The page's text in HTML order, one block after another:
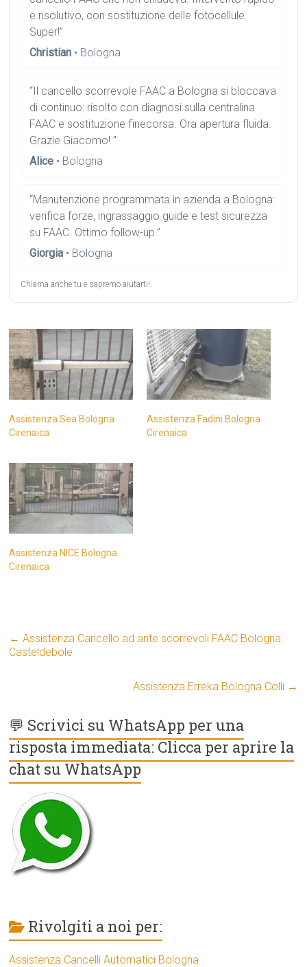
e risolutivo, con sostituzione delle fotocellule.
Super!”
Christian • Bologna
“Il cancello scorrevole FAAC a Bologna si bloccava
di continuo: risolto con diagnosi sulla centralina
FAAC e sostituzione finecorsa. Ora apertura fluida.
Grazie Giacomo! ”
Alice • Bologna
“Manutenzione programmata in azienda a Bologna:
verifica forze, ingrassaggio guide e test sicurezza
su FAAC. Ottimo follow-up.”
Giorgia • Bologna
Chiama anche tu e sapremo aiutarti!.
Assistenza Sea Bologna
Cirenaica
Assistenza Fadini Bologna
Cirenaica
Assistenza NICE Bologna
Cirenaica
← Assistenza Cancello ad ante scorrevoli FAAC Bologna
Casteldebole
Assistenza Erreka Bologna Colli →
💬 Scrivici su WhatsApp per una
risposta immediata: Clicca per aprire la
chat su WhatsApp
Rivolgiti a noi per:
Assistenza Cancelli Automatici Bologna